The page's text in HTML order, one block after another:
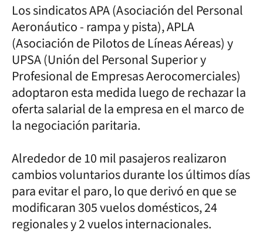
Los sindicatos APA (Asociación del Personal
Aeronáutico - rampa y pista), APLA
(Asociación de Pilotos de Líneas Aéreas) y
UPSA (Unión del Personal Superior y
Profesional de Empresas Aerocomerciales)
adoptaron esta medida luego de rechazar la
oferta salarial de la empresa en el marco de
la negociación paritaria.
Alrededor de 10 mil pasajeros realizaron
cambios voluntarios durante los últimos días
para evitar el paro, lo que derivó en que se
modificaran 305 vuelos domésticos, 24
regionales y 2 vuelos internacionales.